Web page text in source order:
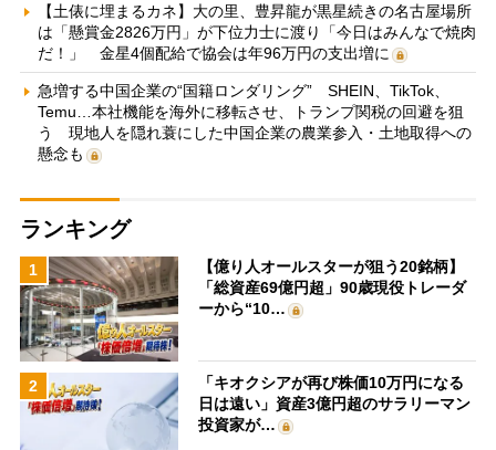
【土俵に埋まるカネ】大の里、豊昇龍が黒星続きの名古屋場所
は「懸賞金2826万円」が下位力士に渡り「今日はみんなで焼肉
だ！」 金星4個配給で協会は年96万円の支出増に
急増する中国企業の“国籍ロンダリング” SHEIN、TikTok、
Temu…本社機能を海外に移転させ、トランプ関税の回避を狙
う 現地人を隠れ蓑にした中国企業の農業参入・土地取得への
懸念も
ランキング
1
【億り人オールスターが狙う20銘柄】
「総資産69億円超」90歳現役トレーダ
ーから“10…
2
「キオクシアが再び株価10万円になる
日は遠い」資産3億円超のサラリーマン
投資家が…